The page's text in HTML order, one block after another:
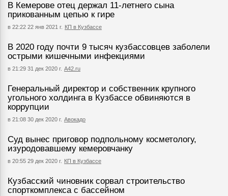
В Кемерове отец держал 11-летнего сына
прикованным цепью к гире
в 22:22 22 янв 2021 г. КП в Кузбассе
В 2020 году почти 9 тысяч кузбассовцев заболели
острыми кишечными инфекциями
в 21:29 31 дек 2020 г. А42.ru
Генеральный директор и собственник крупного
угольного холдинга в Кузбассе обвиняются в
коррупции
в 21:08 30 дек 2020 г. Авокадо
Суд вынес приговор подпольному косметологу,
изуродовавшему кемеровчанку
в 20:55 29 дек 2020 г. КП в Кузбассе
Кузбасский чиновник сорвал строительство
спорткомплекса с бассейном